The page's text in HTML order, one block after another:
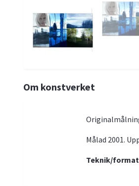
Om konstverket
Målad 2001.
Teknik/